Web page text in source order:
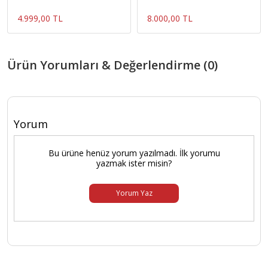
4.999,00 TL 8.000,00 TL
Ürün Yorumları & Değerlendirme (0)
Yorum
Bu ürüne henüz yorum yazılmadı. İlk yorumu
yazmak ister misin?
Yorum Yaz